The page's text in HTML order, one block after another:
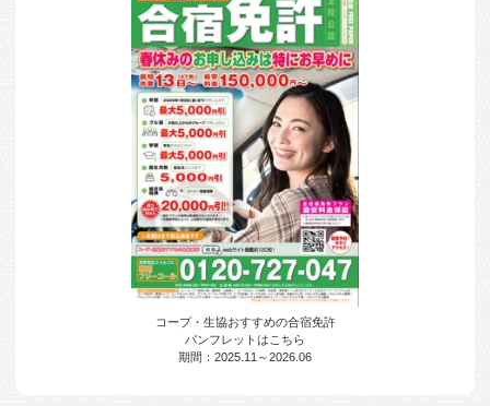
コープ・生協おすすめの合宿免許
パンフレットはこちら
期間：2025.11～2026.06